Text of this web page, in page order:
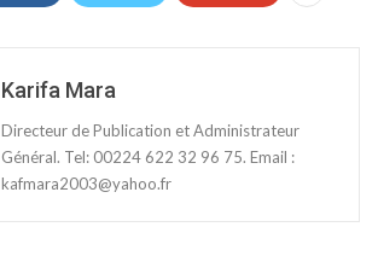
Karifa Mara
Directeur de Publication et Administrateur
Général. Tel: 00224 622 32 96 75. Email :
kafmara2003@yahoo.fr